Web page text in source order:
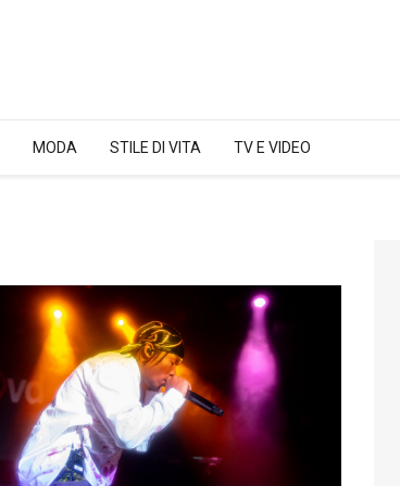
MODA STILE DI VITA TV E VIDEO